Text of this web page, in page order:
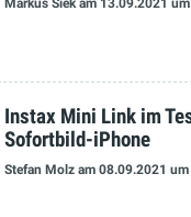
Instax Mini Link im
Sofortbild-iPhone
Stefan Molz am 08.09.2021 um